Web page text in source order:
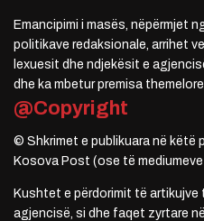
Emancipimi i masës, nëpërmjet
politikave redaksionale, arrihet
lexuesit dhe ndjekësit e
dhe ka mbetur premisa
@Copyright
© Shkrimet e publikuara në këtë
Kosova Post (ose të
Kushtet e përdorimit të artikujve
agjencisë, si dhe faqet zyrtare